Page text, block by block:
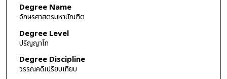
Degree Name
อักษรศาสตรมหาบัณฑิต
Degree Level
ปริญญาโท
Degree Discipline
วรรณคดีเปรียบเทียบ